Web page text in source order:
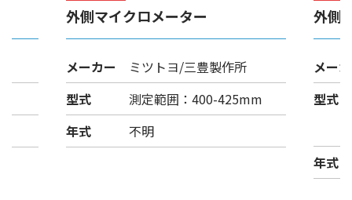
外側マイクロメーター
メーカー
ミツトヨ/三豊製作所
型式
測定範囲：400-425mm
年式
不明
外側
メー
型式
年式